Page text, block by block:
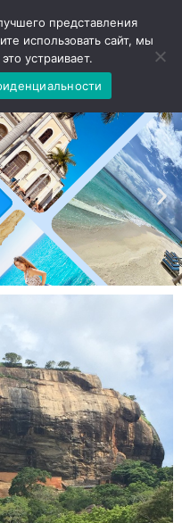
представления
использовать сайт, мы
устраивает.